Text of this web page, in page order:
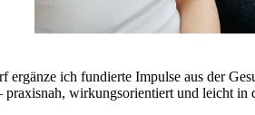
ergänze ich fundierte Impulse aus der
praxisnah, wirkungsorientiert und leicht in